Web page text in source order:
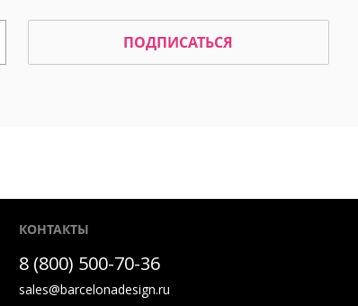
ПОДПИСАТЬСЯ
КОНТАКТЫ
8 (800) 500-70-36
sales@barcelonadesign.ru